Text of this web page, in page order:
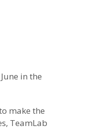
in the
make the
TeamLab